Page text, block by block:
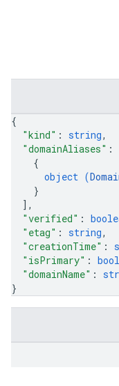
{
"kind" : string,
"domainAliases" :
{
object (
}
] ,
"verified" :
"etag" : string,
"creationTime" :
"isPrimary" :
"domainName" :
}